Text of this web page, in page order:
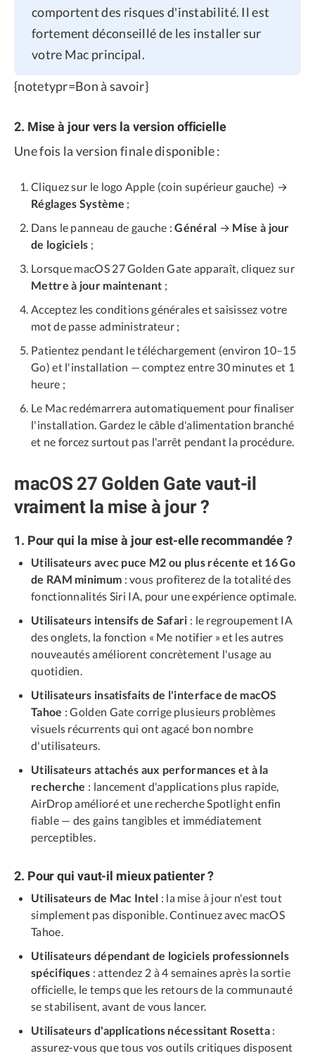
comportent des risques d'instabilité. Il est
fortement déconseillé de les installer sur
votre Mac principal.
{notetypr=Bon à savoir}
2. Mise à jour vers la version officielle
Une fois la version finale disponible :
Cliquez sur le logo Apple (coin supérieur gauche) →
Réglages Système ;
Dans le panneau de gauche :Général → Mise à jour
de logiciels ;
Lorsque macOS 27 Golden Gate apparaît, cliquez sur
Mettre à jour maintenant ;
Acceptez les conditions générales et saisissez votre
mot de passe administrateur ;
Patientez pendant le téléchargement (environ 10–15
Go) et l'installation — comptez entre 30 minutes et 1
heure ;
Le Mac redémarrera automatiquement pour finaliser
l'installation. Gardez le câble d'alimentation branché
et ne forcez surtout pas l'arrêt pendant la procédure.
macOS 27 Golden Gate vaut-il
vraiment la mise à jour ?
1. Pour qui la mise à jour est-elle recommandée ?
Utilisateurs avec puce M2 ou plus récente et 16 Go
de RAM minimum : vous profiterez de la totalité des
fonctionnalités Siri IA, pour une expérience optimale.
Utilisateurs intensifs de Safari : le regroupement IA
des onglets, la fonction « Me notifier » et les autres
nouveautés améliorent concrètement l'usage au
quotidien.
Utilisateurs insatisfaits de l'interface de macOS
Tahoe : Golden Gate corrige plusieurs problèmes
visuels récurrents qui ont agacé bon nombre
d'utilisateurs.
Utilisateurs attachés aux performances et à la
recherche : lancement d'applications plus rapide,
AirDrop amélioré et une recherche Spotlight enfin
fiable — des gains tangibles et immédiatement
perceptibles.
2. Pour qui vaut-il mieux patienter ?
Utilisateurs de Mac Intel : la mise à jour n'est tout
simplement pas disponible. Continuez avec macOS
Tahoe.
Utilisateurs dépendant de logiciels professionnels
spécifiques : attendez 2 à 4 semaines après la sortie
officielle, le temps que les retours de la communauté
se stabilisent, avant de vous lancer.
Utilisateurs d'applications nécessitant Rosetta :
assurez-vous que tous vos outils critiques disposent